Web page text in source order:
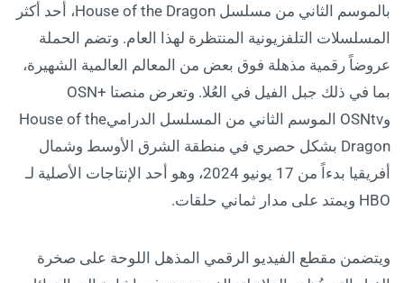
بالموسم الثاني من مسلسل House of the Dragon، أحد أكثر
المسلسلات التلفزيونية المنتظرة لهذا العام. وتضم الحملة
عروضاً رقمية مذهلة فوق بعض من المعالم العالمية الشهيرة،
بما في ذلك جبل الفيل في العُلا. وتعرض منصتا +OSN
وOSNtv الموسم الثاني من المسلسل الدراميHouse of the
Dragon بشكل حصري في منطقة الشرق الأوسط وشمال
أفريقيا بدءاً من 17 يونيو 2024، وهو أحد الإنتاجات الأصلية لـ
HBO ويمتد على مدار ثماني حلقات.
ويتضمن مقطع الفيديو الرقمي المذهل اللوحة على صخرة